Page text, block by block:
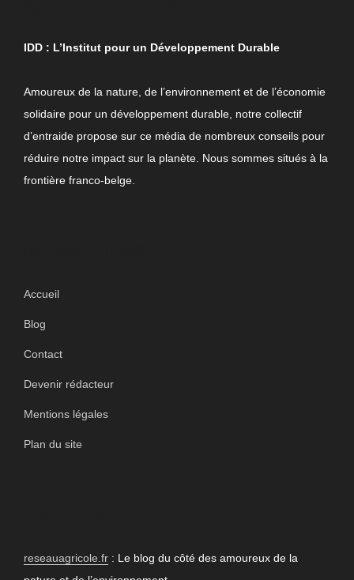
IDD : L’Institut pour un Développement Durable
Amoureux de la nature, de l’environnement et de l’économie
solidaire pour un développement durable, notre collectif
d’entraide propose sur ce média de nombreux conseils pour
réduire notre impact sur la planète. Nous sommes situés à la
frontière franco-belge.
Accueil
Blog
Contact
Devenir rédacteur
Mentions légales
Plan du site
reseauagricole.fr : Le blog du côté des amoureux de la